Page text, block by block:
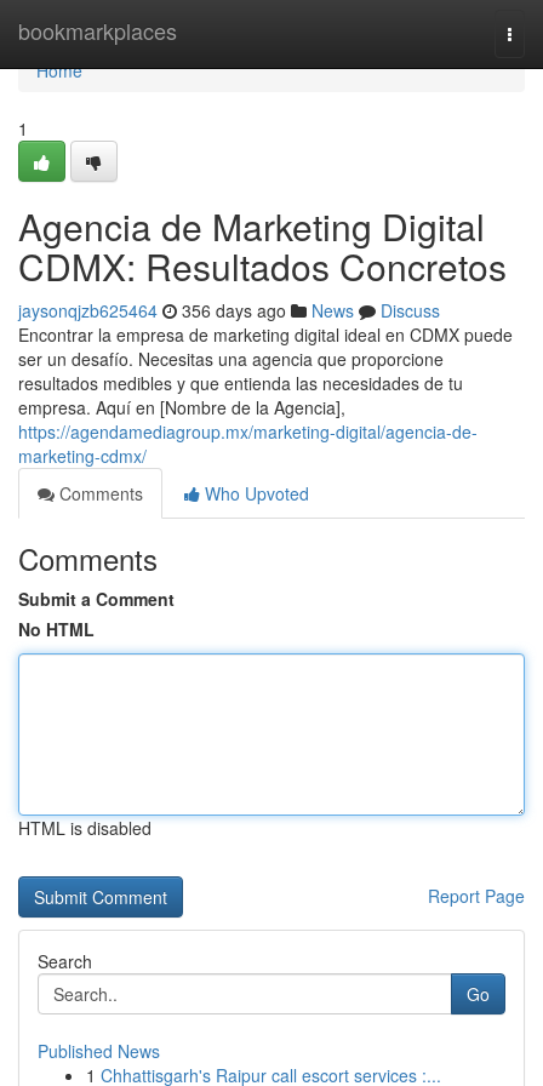
bookmarkplaces
Home
Home
1
Agencia de Marketing Digital
CDMX: Resultados Concretos
jaysonqjzb625464 356 days ago News
Discuss
Encontrar la empresa de marketing digital ideal en CDMX puede
ser un desafío. Necesitas una agencia que proporcione
resultados medibles y que entienda las necesidades de tu
empresa. Aquí en [Nombre de la Agencia],
https://agendamediagroup.mx/marketing-digital/agencia-de-
marketing-cdmx/
Comments
Who Upvoted
Comments
Submit a Comment
No HTML
HTML is disabled
Report Page
Search
Go
Published News
1 Chhattisgarh's Raipur call escort services :...